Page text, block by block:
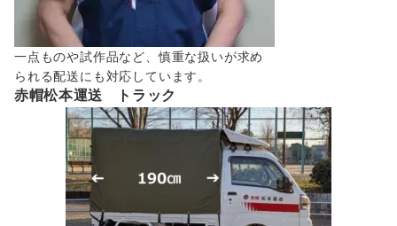
一点ものや試作品など、慎重な扱いが求め
られる配送にも対応しています。
赤帽松本運送 トラック